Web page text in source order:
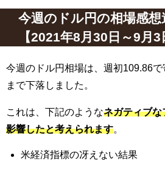
今週のドル円の相場感想
【2021年8月30日～9月3
今週のドル円相場は、週初109.86
まで下落 しました 。
これは、下記のようなネガティブな
影響したと考えられます。
米経済指標の冴えない結果